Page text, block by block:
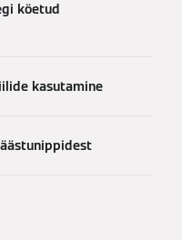
köetud
kasutamine